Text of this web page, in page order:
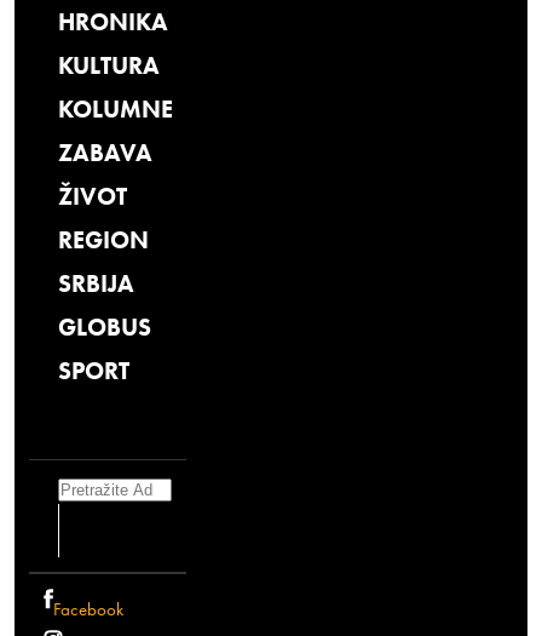
HRONIKA
KULTURA
KOLUMNE
ZABAVA
ŽIVOT
REGION
SRBIJA
GLOBUS
SPORT
Search
Facebook